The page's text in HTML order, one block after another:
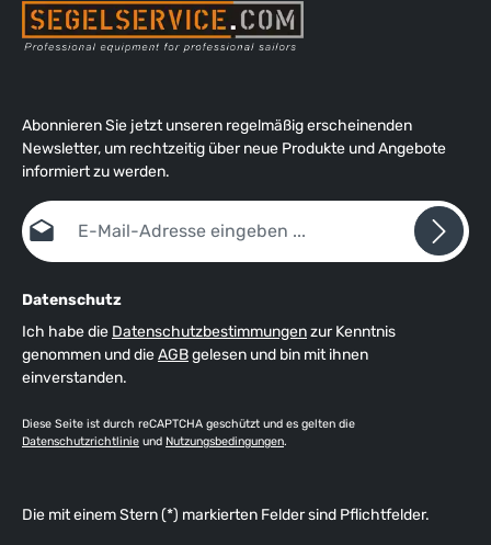
Abonnieren Sie jetzt unseren regelmäßig erscheinenden
Newsletter, um rechtzeitig über neue Produkte und Angebote
informiert zu werden.
E-Mail-Adresse*
Datenschutz
Ich habe die Datenschutzbestimmungenzur Kenntnis
genommen und dieAGBgelesen und bin mit ihnen
einverstanden.
Diese Seite ist durch reCAPTCHA geschützt und es gelten die
Datenschutzrichtlinie und Nutzungsbedingungen.
Die mit einem Stern (*) markierten Felder sind Pflichtfelder.